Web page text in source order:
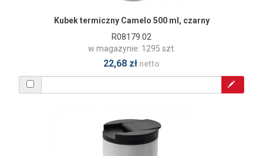
Kubek termiczny Camelo 500 ml, czarny
R08179.02
w magazynie: 1295 szt.
22,68 zł netto